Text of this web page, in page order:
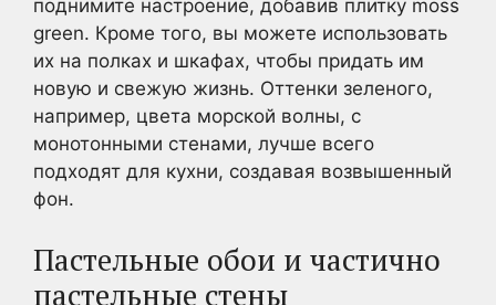
поднимите настроение, добавив плитку moss
green. Кроме того, вы можете использовать
их на полках и шкафах, чтобы придать им
новую и свежую жизнь. Оттенки зеленого,
например, цвета морской волны, с
монотонными стенами, лучше всего
подходят для кухни, создавая возвышенный
фон.
Пастельные обои и частично
пастельные стены